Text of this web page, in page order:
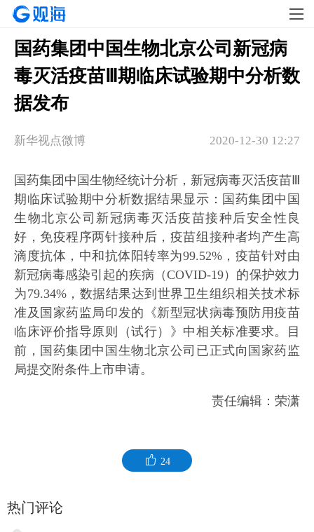
国药集团中国生物北京公司新冠病
毒灭活疫苗Ⅲ期临床试验期中分析数
据发布
2020-12-30 12:27
新华视点微博
国药集团中国生物经统计分析，新冠病毒灭活疫苗Ⅲ
期临床试验期中分析数据结果显示：国药集团中国
生物北京公司新冠病毒灭活疫苗接种后安全性良
好，免疫程序两针接种后，疫苗组接种者均产生高
滴度抗体，中和抗体阳转率为99.52%，疫苗针对由
新冠病毒感染引起的疾病（COVID-19）的保护效力
为79.34%，数据结果达到世界卫生组织相关技术标
准及国家药监局印发的《新型冠状病毒预防用疫苗
临床评价指导原则（试行）》中相关标准要求。目
前，国药集团中国生物北京公司已正式向国家药监
局提交附条件上市申请。
责任编辑：荣潇
24
热门评论